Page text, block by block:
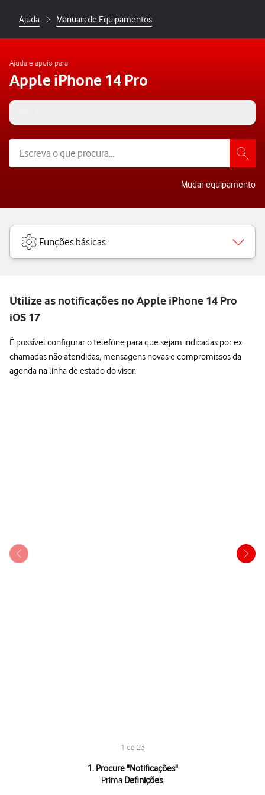
Ajuda Manuais de Equipamentos
Ajuda e apoio para
Apple iPhone 14 Pro
Mudar equipamento
Funções básicas
Utilize as notificações no Apple iPhone 14 Pro
iOS 17
É possível configurar o telefone para que sejam indicadas por ex.
chamadas não atendidas, mensagens novas e compromissos da
agenda na linha de estado do visor.
1 de 23
1. Procure "Notificações"
Prima Definições.